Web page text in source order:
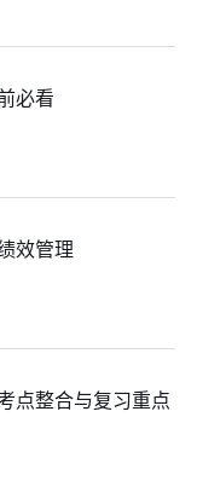
必看
效管理
点整合与复习重点